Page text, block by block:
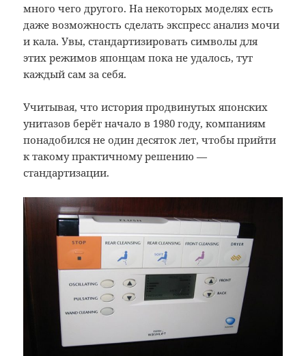
много чего другого. На некоторых моделях есть
даже возможность сделать экспресс анализ мочи
и кала. Увы, стандартизировать символы для
этих режимов японцам пока не удалось, тут
каждый сам за себя.
Учитывая, что история продвинутых японских
унитазов берёт начало в 1980 году, компаниям
понадобился не один десяток лет, чтобы прийти
к такому практичному решению —
стандартизации.